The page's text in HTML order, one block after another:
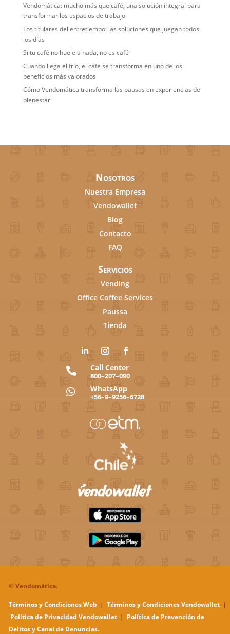
Vendomática: mucho más que café, una solución integral para
transformar los espacios de trabajo
Los titulares del entretiempo: las soluciones que juegan todos
los días
Si tu café no huele a nada, no es café
Cuando llega el frío, el café se transforma en uno de los
beneficios más valorados
Cómo Vendomática transforma las pausas en experiencias de
bienestar
Nosotros
Nuestra Empresa
Vendowallet
Blog
Contacto
FAQ
Servicios
Vending
Office Coffee Services
Paussa
Tienda
 Call Center
800–207–090
 WhatsApp
+56–9–9256–6728
©Vendomática.
Términos y Condiciones Web | Términos y Condiciones Vendowallet |
Política de Privacidad Vendowallet | Política de Prevención de
Delitos y Canal de Denuncias.